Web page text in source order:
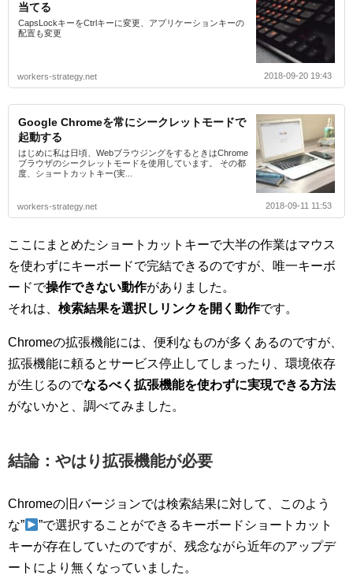
当てる
CapsLockキーをCtrlキーに変更、アプリケーションキーの
配置も変更
workers-strategy.net 2018-09-20 19:43
Google Chromeを常にシークレットモードで
起動する
はじめに私は日頃、WebブラウジングをするときはChrome
ブラウザのシークレットモードを使用しています。 その都
度、ショートカットキー(実...
workers-strategy.net 2018-09-11 11:53
ここにまとめたショートカットキーで大半の作業はマウス
を使わずにキーボードで完結できるのですが、唯一キーボ
ードで操作できない動作がありました。
それは、 検索結果を選択しリンクを開く動作です。
Chromeの拡張機能には、便利なものが多くあるのですが、
拡張機能に頼るとサービス停止してしまったり、環境依存
が生じるのでなるべく拡張機能を使わずに実現できる方法
がないかと、調べてみました。
結論：やはり拡張機能が必要
Chromeの旧バージョンでは検索結果に対して、このよう
な”
”で選択することができるキーボードショートカット
キーが存在していたのですが、残念ながら近年のアップデ
ートにより無くなっていました。